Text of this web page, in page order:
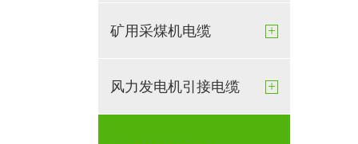
矿用采煤机电缆 +
风力发电机引接电缆 +